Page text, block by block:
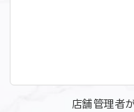
店舗管理者